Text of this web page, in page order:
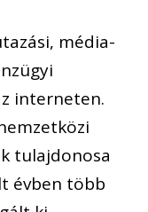
média-
interneten.
tulajdonosa
évben több